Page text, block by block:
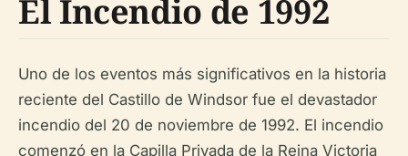
El Incendio de 1992
Uno de los eventos más significativos en la historia
reciente del Castillo de Windsor fue el devastador
incendio del 20 de noviembre de 1992. El incendio
comenzó en la Capilla Privada de la Reina Victoria